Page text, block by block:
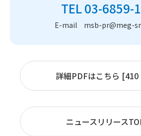
TEL 03-6859-
E-mail msb-pr@meg-
詳細PDFはこちら
ニュースリリース